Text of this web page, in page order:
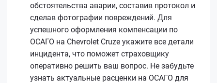
обстоятельства аварии, составив протокол и
сделав фотографии повреждений. Для
успешного оформления компенсации по
ОСАГО на Chevrolet Cruze укажите все детали
инцидента, что поможет страховщику
оперативно решить ваш вопрос. Не забудьте
узнать актуальные расценки на ОСАГО для